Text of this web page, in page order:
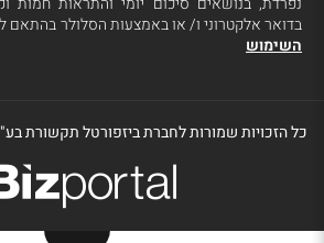
בדואר אלקטרוני ו/ או באמצעות הסלולר בהתאם
השימוש
כל הזכויות שמורות לחברת ביזפורטל תקשורת